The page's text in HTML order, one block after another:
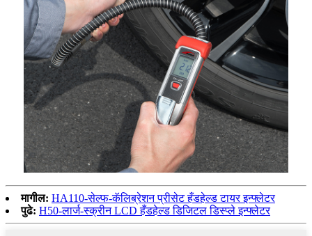
मागील: HA110-सेल्फ-कॅलिब्रेशन प्रीसेट हँडहेल्ड टायर इन्फ्लेटर
पुढे: H50-लार्ज-स्क्रीन LCD हँडहेल्ड डिजिटल डिस्प्ले इन्फ्लेटर